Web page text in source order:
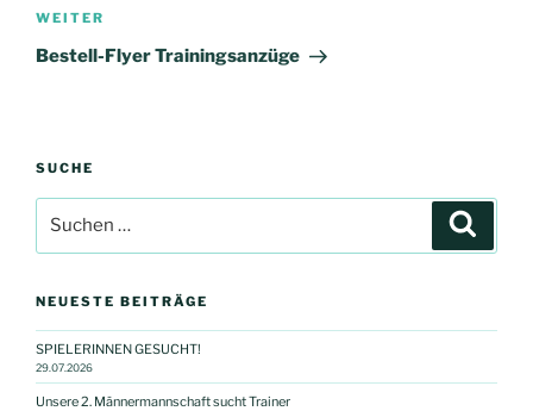
Nächster
Beitrag
WEITER
Bestell-Flyer Trainingsanzüge
SUCHE
nach:
NEUESTE BEITRÄGE
SPIELERINNEN GESUCHT!
29.07.2026
Unsere 2. Männermannschaft sucht Trainer